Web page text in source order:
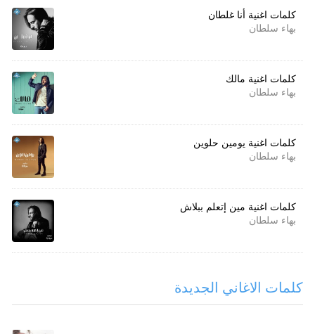
كلمات اغنية أنا غلطان
بهاء سلطان
كلمات اغنية مالك
بهاء سلطان
كلمات اغنية يومين حلوين
بهاء سلطان
كلمات اغنية مين إتعلم ببلاش
بهاء سلطان
كلمات الاغاني الجديدة